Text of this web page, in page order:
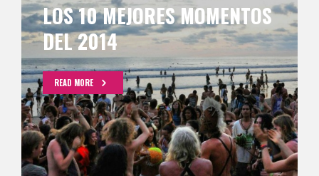
LOS 10 MEJORES MOMENTOS
DEL 2014
READ MORE